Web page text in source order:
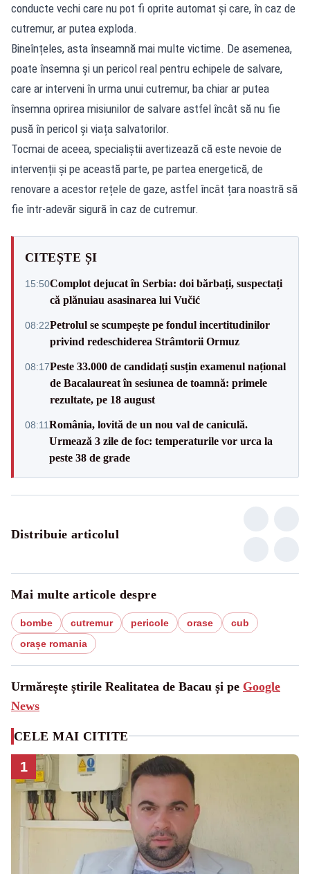
conducte vechi care nu pot fi oprite automat și care, în caz de
cutremur, ar putea exploda.
Bineînțeles, asta înseamnă mai multe victime. De asemenea,
poate însemna și un pericol real pentru echipele de salvare,
care ar interveni în urma unui cutremur, ba chiar ar putea
însemna oprirea misiunilor de salvare astfel încât să nu fie
pusă în pericol și viața salvatorilor.
Tocmai de aceea, specialiștii avertizează că este nevoie de
intervenții și pe această parte, pe partea energetică, de
renovare a acestor rețele de gaze, astfel încât țara noastră să
fie într-adevăr sigură în caz de cutremur.
CITEȘTE ȘI
15:50Complot dejucat în Serbia: doi bărbați, suspectați
că plănuiau asasinarea lui Vučić
08:22Petrolul se scumpește pe fondul incertitudinilor
privind redeschiderea Strâmtorii Ormuz
08:17Peste 33.000 de candidați susțin examenul național
de Bacalaureat în sesiunea de toamnă: primele
rezultate, pe 18 august
08:11România, lovită de un nou val de caniculă.
Urmează 3 zile de foc: temperaturile vor urca la
peste 38 de grade
Distribuie articolul
Mai multe articole despre
bombe cutremur pericole orase
cub
orașe romania
Urmărește știrile Realitatea de Bacau și pe Google
News
CELE MAI CITITE
1